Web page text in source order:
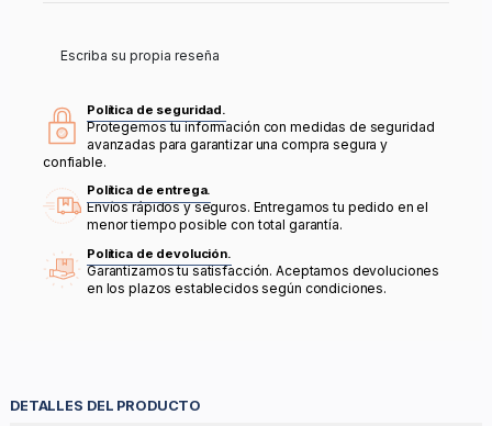
Escriba su propia reseña
Política de seguridad.
Protegemos tu información con medidas de seguridad
avanzadas para garantizar una compra segura y
confiable.
Política de entrega.
Envíos rápidos y seguros. Entregamos tu pedido en el
menor tiempo posible con total garantía.
Política de devolución.
Garantizamos tu satisfacción. Aceptamos devoluciones
en los plazos establecidos según condiciones.
DETALLES DEL PRODUCTO